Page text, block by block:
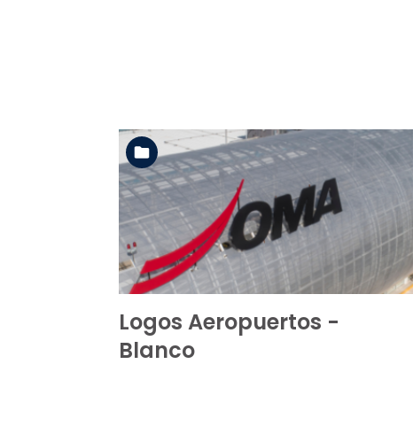
Ver la carpeta
Logos Aeropuertos -
Blanco